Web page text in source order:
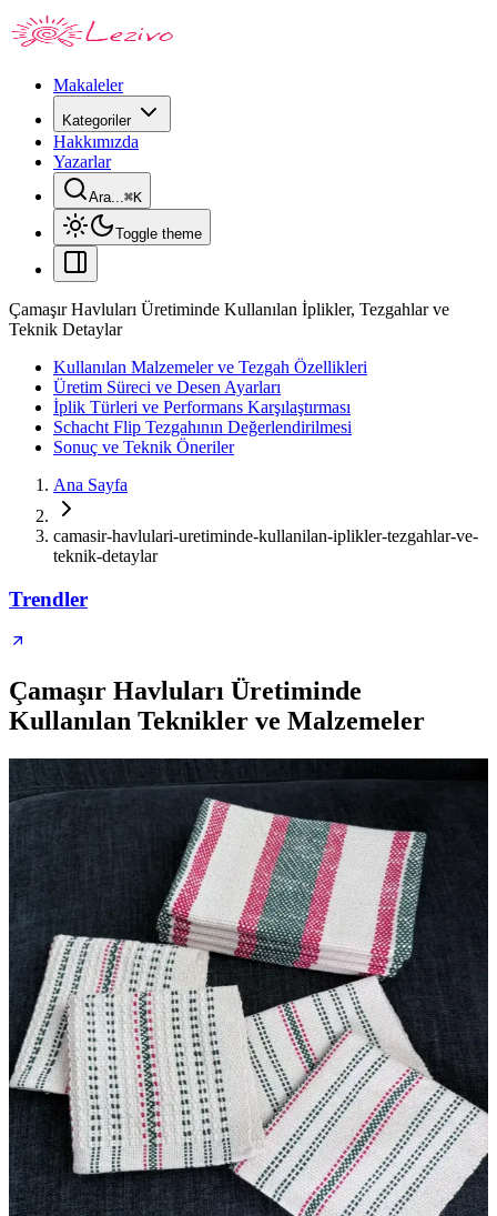
Makaleler
Kategoriler
Hakkımızda
Yazarlar
Ara...⌘K
Toggle theme
Çamaşır Havluları Üretiminde Kullanılan İplikler, Tezgahlar ve
Teknik Detaylar
Kullanılan Malzemeler ve Tezgah Özellikleri
Üretim Süreci ve Desen Ayarları
İplik Türleri ve Performans Karşılaştırması
Schacht Flip Tezgahının Değerlendirilmesi
Sonuç ve Teknik Öneriler
Ana Sayfa
camasir-havlulari-uretiminde-kullanilan-iplikler-tezgahlar-ve-
teknik-detaylar
Trendler
Çamaşır Havluları Üretiminde
Kullanılan Teknikler ve Malzemeler